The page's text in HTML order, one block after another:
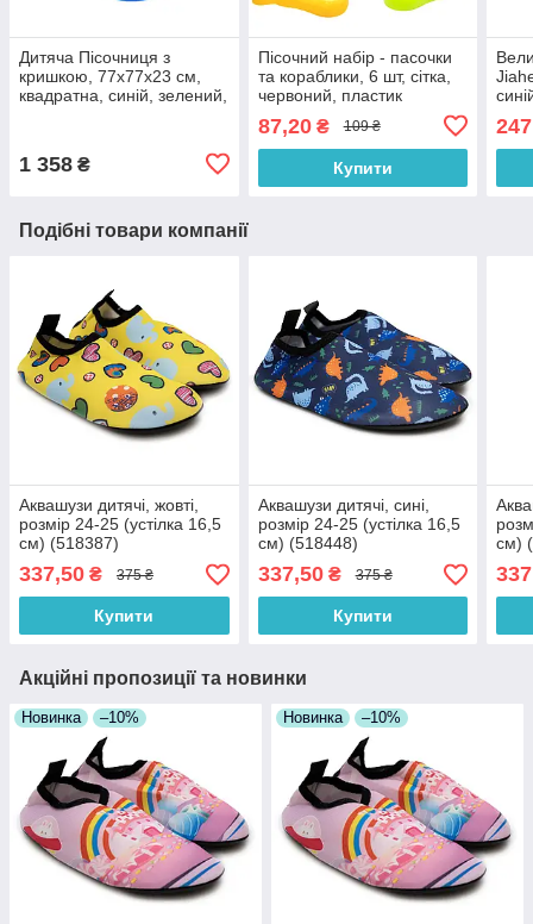
Дитяча Пісочниця з
кришкою, 77x77x23 см,
квадратна, синій, зелений,
1 358 ₴
Пісочний набір - пасочки
та кораблики, 6 шт, сітка,
червоний, пластик
87,20₴ 109 ₴
Купити
Подібні товари компанії
Аквашузи дитячі, жовті,
розмір 24-25 (устілка 16,5
см) (518387)
337,50 ₴ 375 ₴
Купити
Аквашузи дитячі, сині,
розмір 24-25 (устілка 16,5
см) (518448)
337,50₴ 375 ₴
Купити
см)
Акційні пропозиції та новинки
Новинка –10% Новинка –10%